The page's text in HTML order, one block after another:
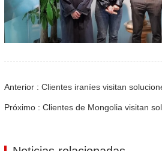
Próximo : Clientes de Mongolia visitan